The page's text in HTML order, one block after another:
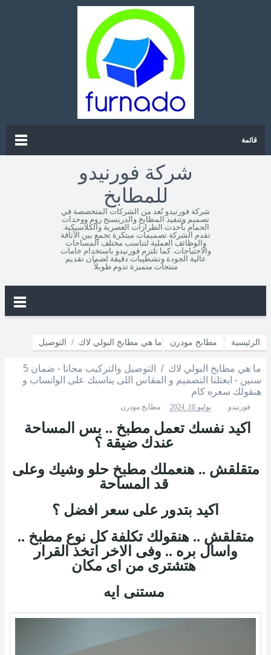
قائمة
شركة فورنيدو
للمطابخ
شركة فورنيدو تُعد من الشركات المتخصصة في
تصميم وتنفيذ المطابخ والدريسنج روم ووحدات
الحمام بأحدث الطرازات العصرية والكلاسيكية.
تقدم الشركة تصميمات مبتكرة تجمع بين الأناقة
والوظائف العملية لتناسب مختلف المساحات
والاحتياجات. كما تلتزم فورنيدو باستخدام خامات
عالية الجودة وتشطيبات دقيقة لضمان تقديم
منتجات متميزة تدوم طويلاً
الرئيسية مطابخ مودرن ما هي مطابخ البولي لاك / التوصيل
والتركيب مجانا - ضمان 5 سنين - ابعتلنا التصميم و المقاس اللى يناسبك
على الواتساب و هنقولك سعره كام
ما هي مطابخ البولي لاك / التوصيل والتركيب مجانا - ضمان 5
سنين - ابعتلنا التصميم و المقاس اللى يناسبك على الواتساب و
هنقولك سعره كام
فورنيدو يوليو 18, 2024 مطابخ مودرن
متقلقش .. هنعملك مطبخ حلو وشيك وعلى
اكيد بتدور على سعر افضل ؟
متقلقش .. هنقولك تكلفة كل نوع مطبخ ..
واسال بره .. وفى الاخر اتخذ القرار